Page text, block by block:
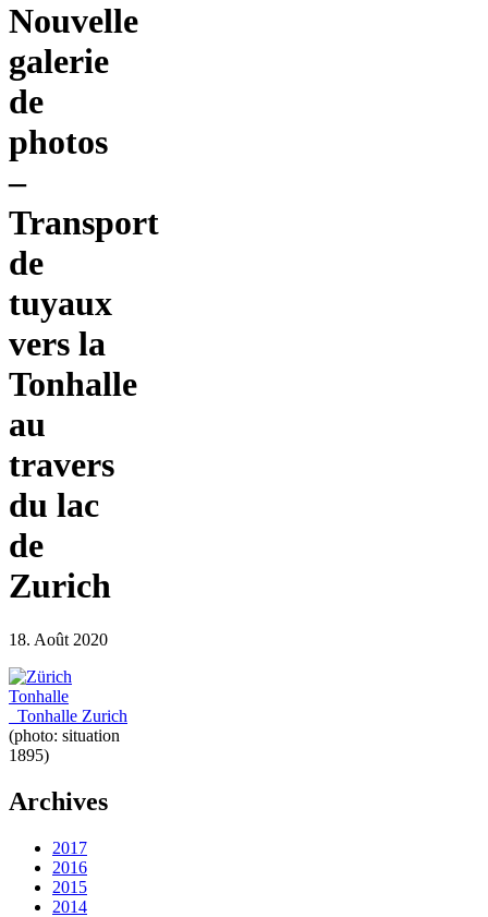
Nouvelle
galerie
de
photos
–
Transport
de
tuyaux
vers la
Tonhalle
au
travers
du lac
de
Zurich
18. Août 2020
Tonhalle Zurich
(photo: situation
1895)
Archives
2017
2016
2015
2014